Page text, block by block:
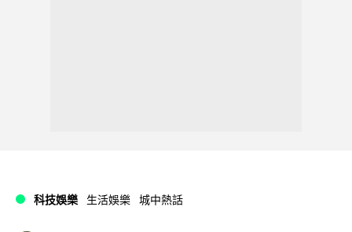
科技娛樂 生活娛樂 城中熱話